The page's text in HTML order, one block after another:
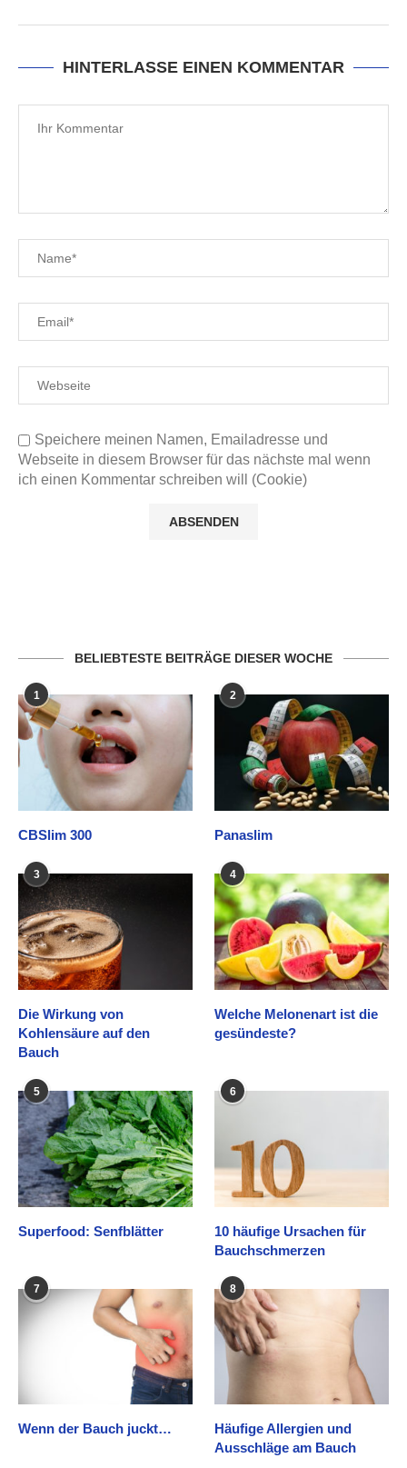
HINTERLASSE EINEN KOMMENTAR
Speichere meinen Namen, Emailadresse und
Webseite in diesem Browser für das nächste mal wenn
ich einen Kommentar schreiben will (Cookie)
BELIEBTESTE BEITRÄGE DIESER WOCHE
1
CBSlim 300
2
Panaslim
3
Die Wirkung von
Kohlensäure auf den
Bauch
4
Welche Melonenart ist die
gesündeste?
5
Superfood: Senfblätter
6
10 häufige Ursachen für
Bauchschmerzen
7
Wenn der Bauch juckt…
8
Häufige Allergien und
Ausschläge am Bauch